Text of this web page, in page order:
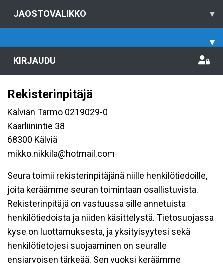
JAOSTOVALIKKO ▾
▾
KIRJAUDU
Rekisterinpitäjä
Kälviän Tarmo 0219029-0
Kaarliinintie 38
68300 Kälviä
mikko.nikkila@hotmail.com
Seura toimii rekisterinpitäjänä niille henkilötiedoille,
joita keräämme seuran toimintaan osallistuvista.
Rekisterinpitäjä on vastuussa sille annetuista
henkilötiedoista ja niiden käsittelystä. Tietosuojassa
kyse on luottamuksesta, ja yksityisyytesi sekä
henkilötietojesi suojaaminen on seuralle
ensiarvoisen tärkeää. Sen vuoksi keräämme